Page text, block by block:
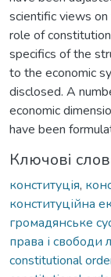
scientific views
role of
specifics of the
to the economic
disclosed. A
economic
have been
Ключові
конституція,
конституційна
громадянське
права і
constitutional